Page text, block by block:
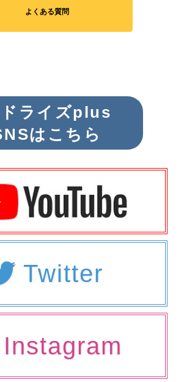
よくある質問
ライズplus
はこちら
Twitter
Instagram